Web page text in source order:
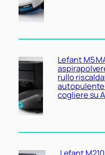
Lefant M5
rullo
cogliere su